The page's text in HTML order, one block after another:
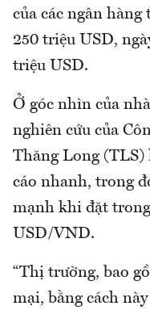
của các ngân
250 triệu USD,
triệu USD.
Ở góc nhìn của
nghiên cứu của
Thăng Long (TLS)
cáo nhanh, trong
mạnh khi đặt
USD/VND.
“Thị trường, bao
mại, bằng cách